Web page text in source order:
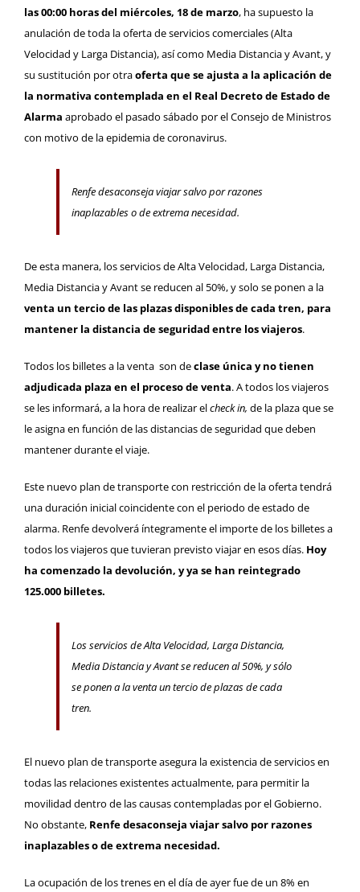
las 00:00 horas del miércoles, 18 de marzo, ha supuesto la
anulación de toda la oferta de servicios comerciales (Alta
Velocidad y Larga Distancia), así como Media Distancia y Avant, y
su sustitución por otraoferta que se ajusta a la aplicación de
la normativa contemplada en el Real Decreto de Estado de
Alarma aprobado el pasado sábado por el Consejo de Ministros
con motivo de la epidemia de coronavirus.
Renfe desaconseja viajar salvo por razones
inaplazables o de extrema necesidad.
De esta manera, los servicios de Alta Velocidad, Larga Distancia,
Media Distancia y Avant se reducen al 50%, y solo se ponen a la
venta un tercio de las plazas disponibles de cada tren, para
mantener la distancia de seguridad entre los viajeros.
Todos los billetes a la venta son declase única y no tienen
adjudicada plaza en el proceso de venta. A todos los viajeros
se les informará, a la hora de realizar elcheck in, de la plaza que se
le asigna en función de las distancias de seguridad que deben
mantener durante el viaje.
Este nuevo plan de transporte con restricción de la oferta tendrá
una duración inicial coincidente con el periodo de estado de
alarma. Renfe devolverá íntegramente el importe de los billetes a
todos los viajeros que tuvieran previsto viajar en esos días. Hoy
ha comenzado la devolución, y ya se han reintegrado
125.000 billetes.
Los servicios de Alta Velocidad, Larga Distancia,
Media Distancia y Avant se reducen al 50%, y sólo
se ponen a la venta un tercio de plazas de cada
tren.
El nuevo plan de transporte asegura la existencia de servicios en
todas las relaciones existentes actualmente, para permitir la
movilidad dentro de las causas contempladas por el Gobierno.
No obstante, Renfe desaconseja viajar salvo por razones
inaplazables o de extrema necesidad.
La ocupación de los trenes en el día de ayer fue de un 8% en